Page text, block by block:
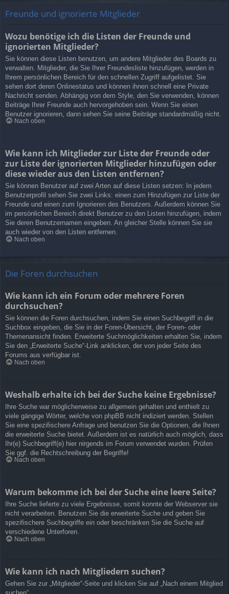
Freunde und ignorierte Mitglieder
Wozu benötige ich die Listen der Freunde und
ignorierten Mitglieder?
Sie können diese Listen benutzen, um andere Mitglieder des Boards zu
verwalten. Mitglieder, die Sie Ihrer Freundesliste hinzufügen, werden in
Ihrem persönlichen Bereich für den schnellen Zugriff aufgelistet. Sie
sehen dort deren Onlinestatus und können ihnen schnell eine Private
Nachricht senden. Abhängig von dem Style, den Sie verwenden, können
Beiträge Ihrer Freunde auch hervorgehoben sein. Wenn Sie einen
Benutzer ignorieren, dann sehen Sie seine Beiträge standardmäßig nicht.
Nach oben
Wie kann ich Mitglieder zur Liste der Freunde oder
zur Liste der ignorierten Mitglieder hinzufügen oder
diese wieder aus den Listen entfernen?
Sie können Benutzer auf zwei Arten auf diese Listen setzen: In jedem
Benutzerprofil sehen Sie zwei Links: einen zum Hinzufügen zur Liste der
Freunde und einen zum Ignorieren des Benutzers. Außerdem können Sie
im persönlichen Bereich direkt Benutzer zu den Listen hinzufügen, indem
Sie deren Benutzernamen eingeben. An gleicher Stelle können Sie sie
auch wieder von den Listen entfernen.
Nach oben
Die Foren durchsuchen
Wie kann ich ein Forum oder mehrere Foren
durchsuchen?
Sie können die Foren durchsuchen, indem Sie einen Suchbegriff in die
Suchbox eingeben, die Sie in der Foren-Übersicht, der Foren- oder
Themenansicht finden. Erweiterte Suchmöglichkeiten erhalten Sie, indem
Sie den „Erweiterte Suche“-Link anklicken, der von jeder Seite des
Forums aus verfügbar ist.
Nach oben
Weshalb erhalte ich bei der Suche keine Ergebnisse?
Ihre Suche war möglicherweise zu allgemein gehalten und enthielt zu
viele gängige Wörter, welche von phpBB nicht indiziert werden. Stellen
Sie eine spezifischere Anfrage und benutzen Sie die Optionen, die Ihnen
die erweiterte Suche bietet. Außerdem ist es natürlich auch möglich, dass
Ihr(e) Suchbegriff(e) hier nirgends im Forum verwendet wurden. Prüfen
Sie ggf. die Rechtschreibung der Begriffe!
Nach oben
Warum bekomme ich bei der Suche eine leere Seite?
Ihre Suche lieferte zu viele Ergebnisse, somit konnte der Webserver sie
nicht verarbeiten. Benutzen Sie die erweiterte Suche und geben Sie
spezifischere Suchbegriffe ein oder beschränken Sie die Suche auf
verschiedene Unterforen.
Nach oben
Wie kann ich nach Mitgliedern suchen?
Gehen Sie zur „Mitglieder“-Seite und klicken Sie auf „Nach einem Mitglied